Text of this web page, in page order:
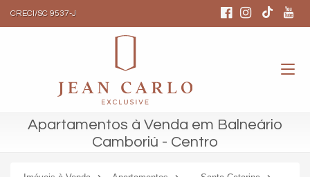
CRECI/SC 9537-J
Apartamentos à Venda em Balneário
Camboriú - Centro